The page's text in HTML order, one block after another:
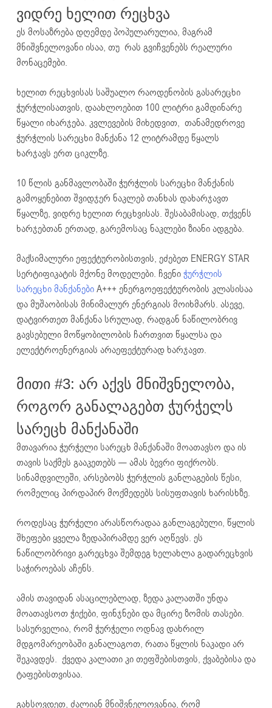
ვიდრე ხელით რეცხვა
ეს მოსაზრება დღემდე პოპულარულია, მაგრამ
მნიშვნელოვანი ისაა, თუ რას გვიჩვენებს რეალური
მონაცემები.
ხელით რეცხვისას საშუალო რაოდენობის გასარეცხი
ჭურჭლისათვის, დაახლოებით 100 ლიტრი გამდინარე
წყალი იხარჯება. კვლევების მიხედვით, თანამედროვე
ჭურჭლის სარეცხი მანქანა 12 ლიტრამდე წყალს
ხარჯავს ერთ ციკლზე.
10 წლის განმავლობაში ჭურჭლის სარეცხი მანქანის
გამოყენებით შვიდჯერ ნაკლებ თანხას დახარჯავთ
წყალზე, ვიდრე ხელით რეცხვისას. შესაბამისად, თქვენს
ხარჯებთან ერთად, გარემოსაც ნაკლები ზიანი ადგება.
მაქსიმალური ეფექტურობისთვის, ეძებეთ ENERGY STAR
სერტიფიკატის მქონე მოდელები. ჩვენიჭურჭლის
სარეცხი მანქანებიA+++ ენერგოეფექტურობის კლასისაა
და მუშაობისას მინიმალურ ენერგიას მოიხმარს. ასევე,
დატვირთეთ მანქანა სრულად, რადგან ნაწილობრივ
გავსებული მოწყობილობის ჩართვით წყალსა და
ელექტროენერგიას არაეფექტურად ხარჯავთ.
მითი #3: არ აქვს მნიშვნელობა,
როგორ განალაგებთ ჭურჭელს
სარეცხ მანქანაში
მთავარია ჭურჭელი სარეცხ მანქანაში მოათავსო და ის
თავის საქმეს გააკეთებს — ამას ბევრი ფიქრობს.
სინამდვილეში, არსებობს ჭურჭლის განლაგების წესი,
რომელიც პირდაპირ მოქმედებს სისუფთავის ხარისხზე.
როდესაც ჭურჭელი არასწორადაა განლაგებული, წყლის
შხეფები ყველა ზედაპირამდე ვერ აღწევს. ეს
ნაწილობრივი გარეცხვა შემდეგ ხელახლა გადარეცხვის
საჭიროებას აჩენს.
ამის თავიდან ასაცილებლად, ზედა კალათში უნდა
მოათავსოთ ჭიქები, ფინჯნები და მცირე ზომის თასები.
სასურველია, რომ ჭურჭელი ოდნავ დახრილ
მდგომარეობაში განალაგოთ, რათა წყლის ნაკადი არ
შეკავდეს. ქვედა კალათი კი თეფშებისთვის, ქვაბებისა და
ტაფებისთვისაა.
გახსოვდეთ, ძალიან მნიშვნელოვანია, რომ